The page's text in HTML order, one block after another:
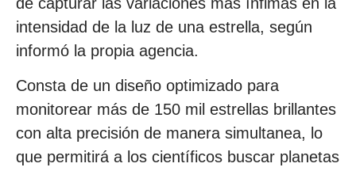
intensidad de la luz de una estrella, según
informó la propia agencia.
Consta de un diseño optimizado para
monitorear más de 150 mil estrellas brillantes
con alta precisión de manera simultanea, lo
que permitirá a los científicos buscar planetas